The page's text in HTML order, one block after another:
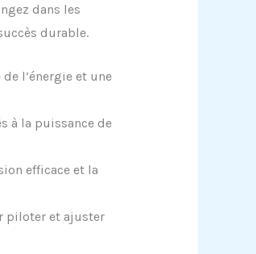
dans les
durable.
l’énergie et une
à la puissance de
efficace et la
piloter et ajuster